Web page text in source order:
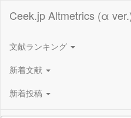
Ceek.jp Altmetrics (α
文献ランキング
新着文献
新着投稿